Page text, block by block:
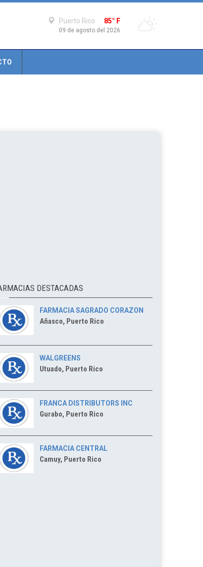
Puerto Rico 85° F
09 de agosto del 2026
DESTACADAS
FARMACIA SAGRADO CORAZON
Añasco, Puerto Rico
WALGREENS
Utuado, Puerto Rico
FRANCA DISTRIBUTORS INC
Gurabo, Puerto Rico
FARMACIA CENTRAL
Camuy, Puerto Rico